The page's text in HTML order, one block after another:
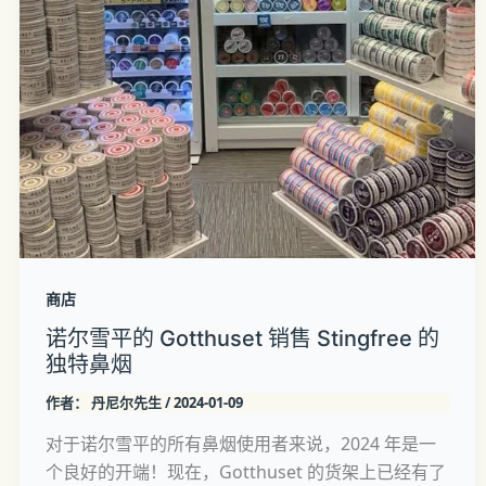
商店
诺尔雪平的 Gotthuset 销售 Stingfree 的
独特鼻烟
作者： 丹尼尔先生/2024-01-09
对于诺尔雪平的所有鼻烟使用者来说，2024 年是一
个良好的开端！现在，Gotthuset 的货架上已经有了